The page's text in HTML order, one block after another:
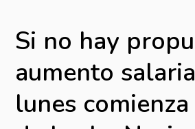
Si no hay
aumento
lunes